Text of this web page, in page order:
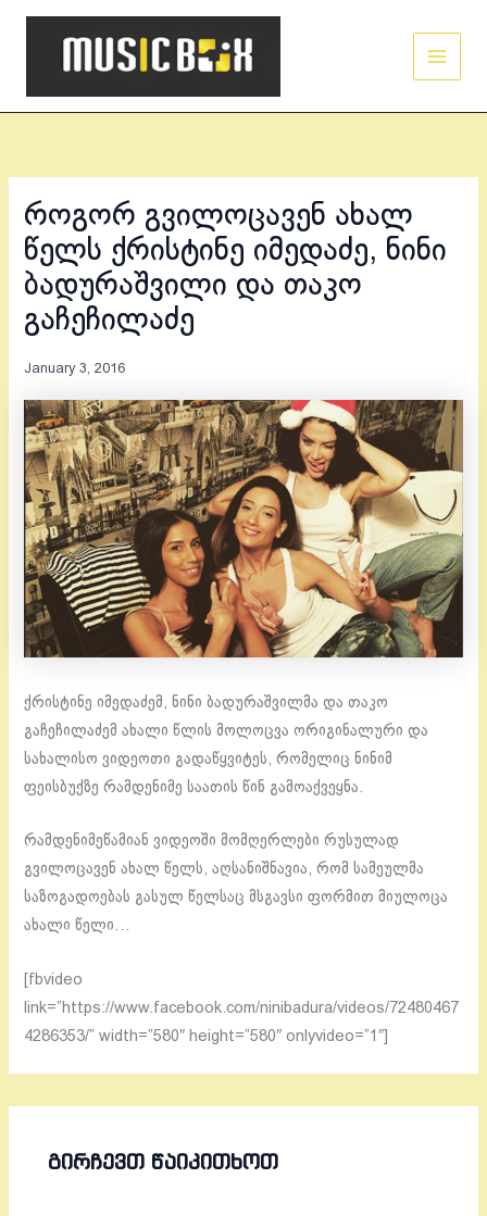
Skip
როგორ გვილოცავენ ახალ
წელს ქრისტინე იმედაძე, ნინი
ბადურაშვილი და თაკო
გაჩეჩილაძე
January 3, 2016
ქრისტინე იმედაძემ, ნინი ბადურაშვილმა და თაკო
გაჩეჩილაძემ ახალი წლის მოლოცვა ორიგინალური და
სახალისო ვიდეოთი გადაწყვიტეს, რომელიც ნინიმ
ფეისბუქზე რამდენიმე საათის წინ გამოაქვეყნა.
რამდენიმეწამიან ვიდეოში მომღერლები რუსულად
გვილოცავენ ახალ წელს, აღსანიშნავია, რომ სამეულმა
საზოგადოებას გასულ წელსაც მსგავსი ფორმით მიულოცა
ახალი წელი…
[fbvideo
link=”https://www.facebook.com/ninibadura/videos/72480467
4286353/” width=”580″ height=”580″ onlyvideo=”1″]
ᲒᲘᲠᲩᲔᲕᲗ ᲬᲐᲘᲙᲘᲗᲮᲝᲗ